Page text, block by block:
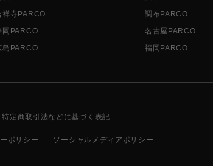
祥寺PARCO
調布PARCO
岡PARCO
名古屋PARCO
島PARCO
福岡PARCO
特定商取引法などに基づく表記
ポリシー ソーシャルメディアポリシー